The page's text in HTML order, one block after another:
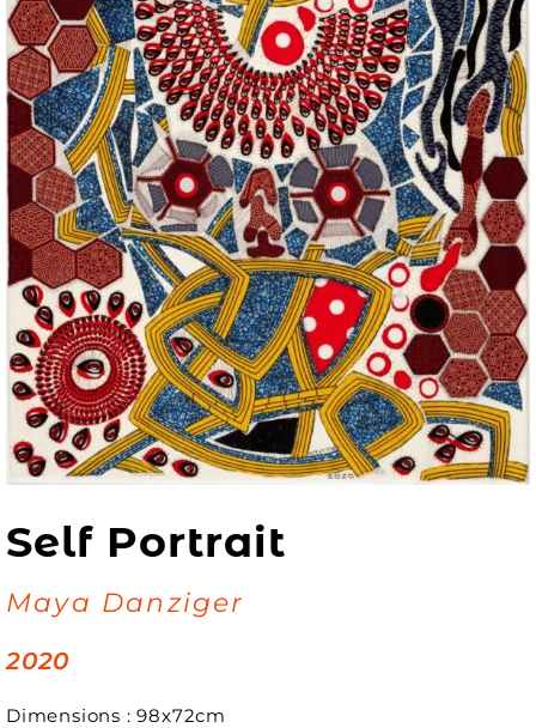
Self Portrait
Maya Danziger
2020
Dimensions : 98x72cm